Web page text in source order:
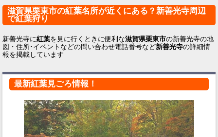
滋賀県栗東市の紅葉名所が近くにある？新善光寺周辺
で紅葉狩り
新善光寺に紅葉を見に行くときに便利な滋賀県栗東市の新善光寺の地
図・住所･イベントなどの問い合わせ電話番号など新善光寺の詳細情
報を掲載しています
最新紅葉見ごろ情報！